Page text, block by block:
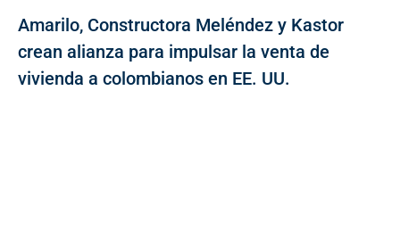
Amarilo, Constructora Meléndez y Kastor
crean alianza para impulsar la venta de
vivienda a colombianos en EE. UU.